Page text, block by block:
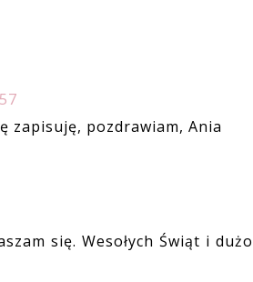
zapisuję, pozdrawiam, Ania
się. Wesołych Świąt i dużo